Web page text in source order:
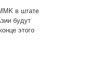
в штате
будут
этого